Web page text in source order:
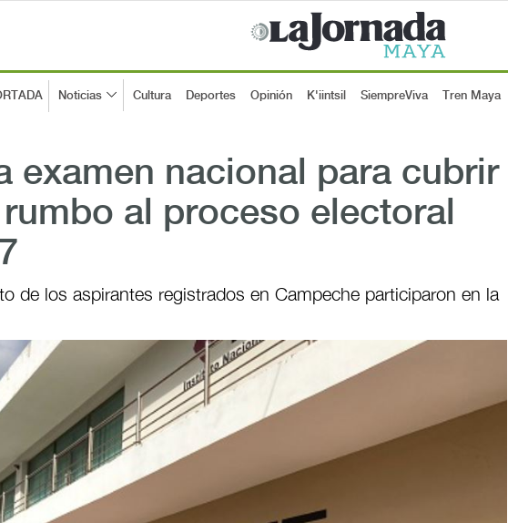
Noticias Cultura Deportes Opinión K'iintsil SiempreViva Tren Maya
examen nacional para cubrir
al proceso electoral
de los aspirantes registrados en Campeche participaron en la